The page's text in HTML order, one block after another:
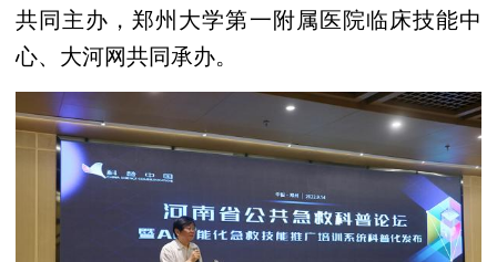
共同主办，郑州大学第一附属医院临床技能中
心、大河网共同承办。